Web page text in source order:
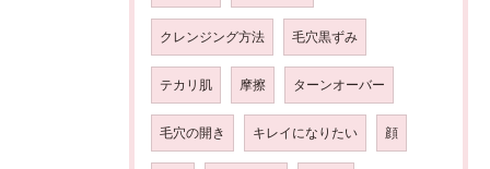
クレンジング方法 毛穴黒ずみ
テカリ肌 摩擦 ターンオーバー
毛穴の開き キレイになりたい 顔